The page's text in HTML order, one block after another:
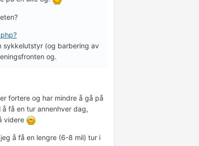
sykkelutstyr (og barbering av
og.
fortere og har mindre å gå på
få en tur annenhver dag,
videre
å få en lengre (6-8 mil) tur i